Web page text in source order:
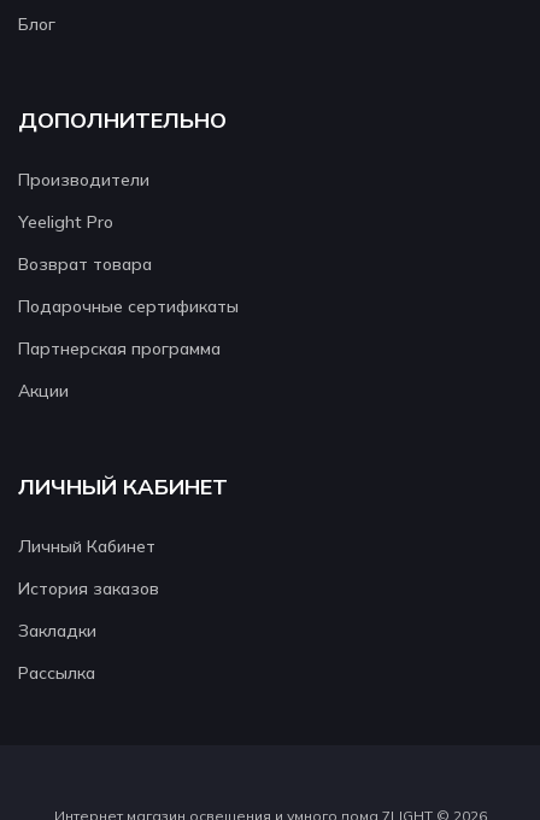
Блог
ДОПОЛНИТЕЛЬНО
Производители
Yeelight Pro
Возврат товара
Подарочные сертификаты
Партнерская программа
Акции
ЛИЧНЫЙ КАБИНЕТ
Личный Кабинет
История заказов
Закладки
Рассылка
Интернет магазин освещения и умного дома 7LIGHT © 2026